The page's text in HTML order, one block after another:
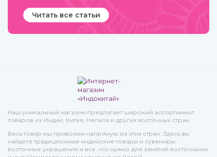
Читать все статьи
Наш уникальный магазин предлагает широкий ассортимент
товаров из Индии, Китая, Непала и других восточных стран.
Весь товар мы привозим напрямую из этих стран. Здесь вы
найдете традиционные индийские товары и сувениры,
восточные украшения и все, что нужно для занятий восточными